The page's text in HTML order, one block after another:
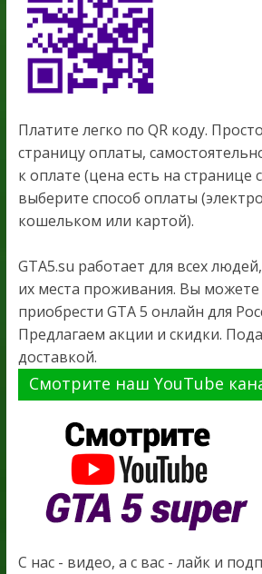
Платите легко по QR коду.
страницу оплаты,
к оплате (цена есть на странице
выберите способ оплаты
кошельком или картой).
GTA5.su работает для всех
их места проживания. Вы
приобрести GTA 5 онлайн для
Предлагаем акции и скидки.
доставкой.
Смотрите наш YouTube
С нас - видео, а с вас - лайк и